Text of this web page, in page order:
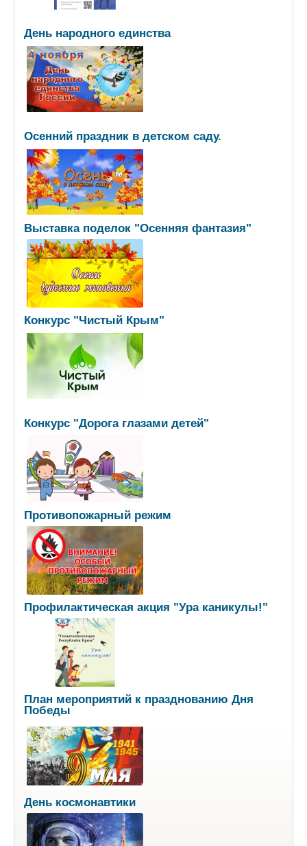
День народного единства
Осенний праздник в детском саду.
Выставка поделок "Осенняя фантазия"
Конкурс "Чистый Крым"
Конкурс "Дорога глазами детей"
Противопожарный режим
Профилактическая акция "Ура каникулы!"
План мероприятий к празднованию Дня
Победы
День космонавтики